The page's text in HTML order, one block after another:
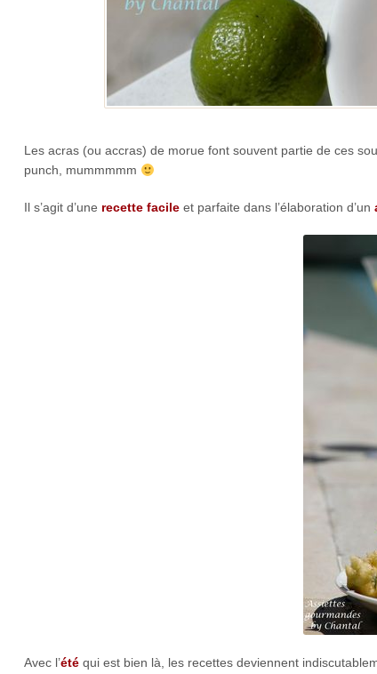
Les acras (ou accras) de morue font souvent partie de ces
punch, mummmmm
Il s’agit d’une recette facileet parfaite dans l’élaboration d’un
Avec l’étéqui est bien là, les recettes deviennent